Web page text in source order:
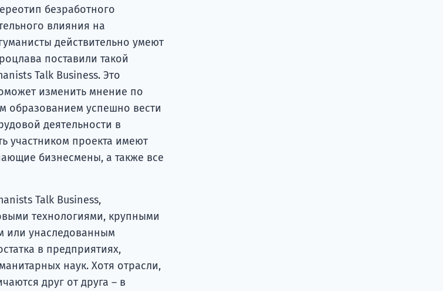
безработного
влияния на
действительно умеют
поставили такой
Talk Business. Это
изменить мнение по
образованием успешно вести
деятельности в
участником проекта имеют
бизнесмены, а также все
Talk Business,
технологиями, крупными
или унаследованным
в предприятиях,
наук. Хотя отрасли,
друг от друга – в